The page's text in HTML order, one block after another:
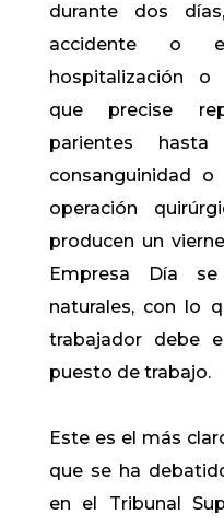
durante dos
accidente o
hospitalización o
que precise
parientes
consanguinidad
operación
producen un
Empresa Día
naturales, con lo
trabajador debe
puesto de trabajo.
Este es el más
que se ha
en el Tribunal